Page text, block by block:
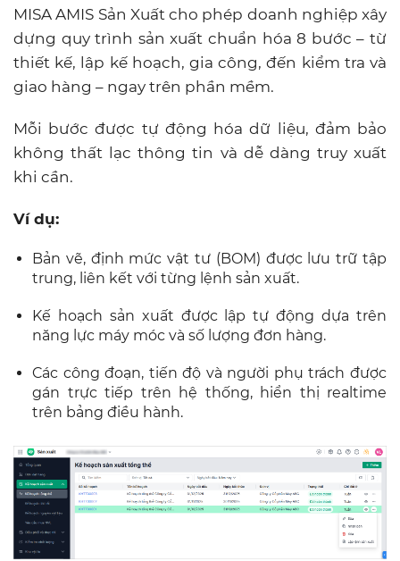
MISA AMIS Sản Xuất cho phép doanh nghiệp xây
dựng quy trình sản xuất chuẩn hóa 8 bước – từ
thiết kế, lập kế hoạch, gia công, đến kiểm tra và
giao hàng – ngay trên phần mềm.
Mỗi bước được tự động hóa dữ liệu, đảm bảo
không thất lạc thông tin và dễ dàng truy xuất
khi cần.
Ví dụ:
Bản vẽ, định mức vật tư (BOM) được lưu trữ tập
trung, liên kết với từng lệnh sản xuất.
Kế hoạch sản xuất được lập tự động dựa trên
năng lực máy móc và số lượng đơn hàng.
Các công đoạn, tiến độ và người phụ trách được
gán trực tiếp trên hệ thống, hiển thị realtime
trên bảng điều hành.